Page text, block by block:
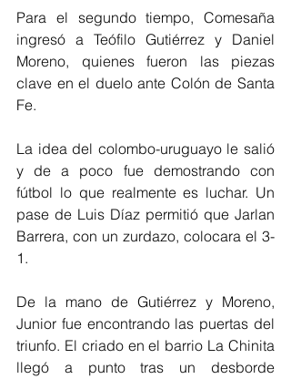
Para el segundo tiempo, Comesaña
ingresó a Teófilo Gutiérrez y Daniel
Moreno, quienes fueron las piezas
clave en el duelo ante Colón de Santa
Fe.
La idea del colombo-uruguayo le salió
y de a poco fue demostrando con
fútbol lo que realmente es luchar. Un
pase de Luis Díaz permitió que Jarlan
Barrera, con un zurdazo, colocara el 3-
1.
De la mano de Gutiérrez y Moreno,
Junior fue encontrando las puertas del
triunfo. El criado en el barrio La Chinita
llegó a punto tras un desborde